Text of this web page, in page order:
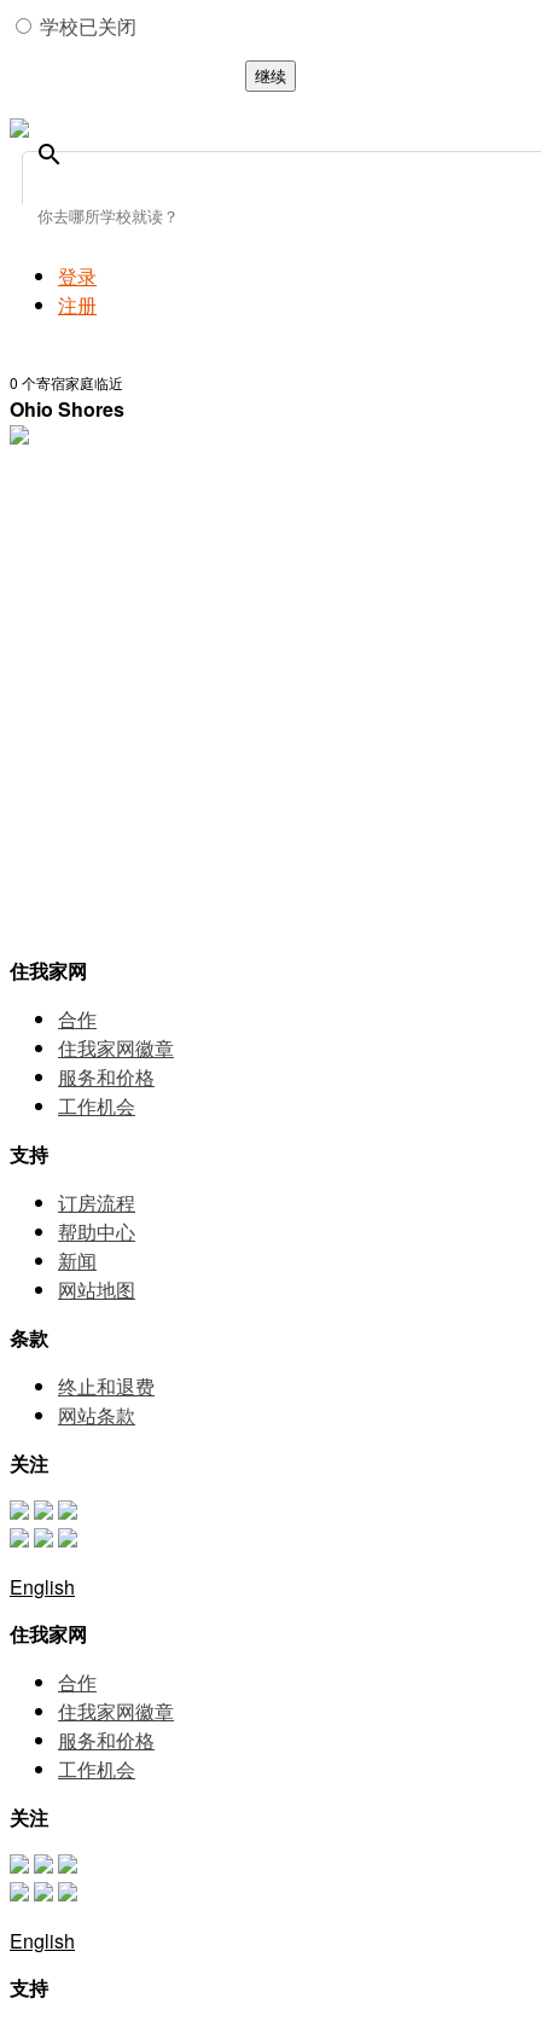
学校已关闭
继续
search
登录
注册
0 个寄宿家庭临近
Ohio Shores
住我家网
合作
住我家网徽章
服务和价格
⼯作机会
支持
订房流程
帮助中⼼
新闻
网站地图
条款
终止和退费
网站条款
关注
English
住我家网
合作
住我家网徽章
服务和价格
⼯作机会
关注
English
支持